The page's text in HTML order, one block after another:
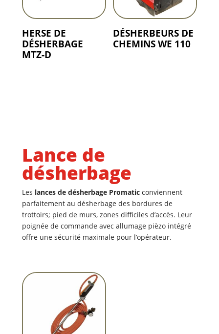
HERSE DE
DÉSHERBAGE
MTZ-D
DÉSHERBEURS DE
CHEMINS WE 110
Lance de
désherbage
Les lances de désherbage Promaticconviennent
parfaitement au désherbage des bordures de
trottoirs; pied de murs, zones difficiles d’accès. Leur
poignée de commande avec allumage pièzo intégré
offre une sécurité maximale pour l’opérateur.